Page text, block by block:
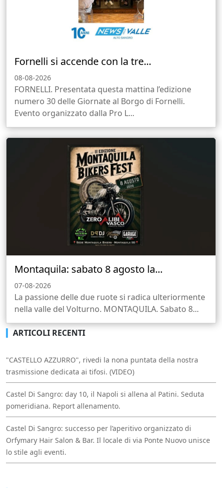
Fornelli si accende con la tre...
08-08-2026
FORNELLI. Presentata questa mattina l’edizione
numero 30 delle Giornate al Borgo di Fornelli.
Evento organizzato dalla Pro L...
Montaquila: sabato 8 agosto la...
07-08-2026
La passione delle due ruote si radica ulteriormente
nella valle del Volturno. MONTAQUILA. Sabato 8...
ARTICOLI RECENTI
"CASTELLO AZZURRO", rivedi la nona puntata della nostra
trasmissione dedicata ai tifosi. (VIDEO)
Castel Di Sangro: day 10, il Napoli si allena al Patini. Seduta
pomeridiana. Report allenamento.
Castel Di Sangro: successo per l’aperitivo organizzato di
Orfymary Hair Salon & Bar. Il locale di via Ponte Nuovo unisce
lo stile agli eventi.